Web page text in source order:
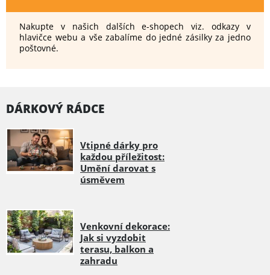
Nakupte v našich dalších e-shopech viz. odkazy v
hlavičce webu a vše zabalíme do jedné zásilky za jedno
poštovné.
DÁRKOVÝ RÁDCE
Vtipné dárky pro
každou příležitost:
Umění darovat s
úsměvem
Venkovní dekorace:
Jak si vyzdobit
terasu, balkon a
zahradu